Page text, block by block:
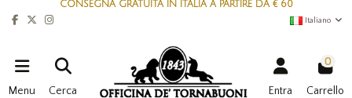
CONSEGNA GRATUITA IN ITALIA A PARTIRE DA € 60
Italiano
Menu Cerca Entra
0
Carrello